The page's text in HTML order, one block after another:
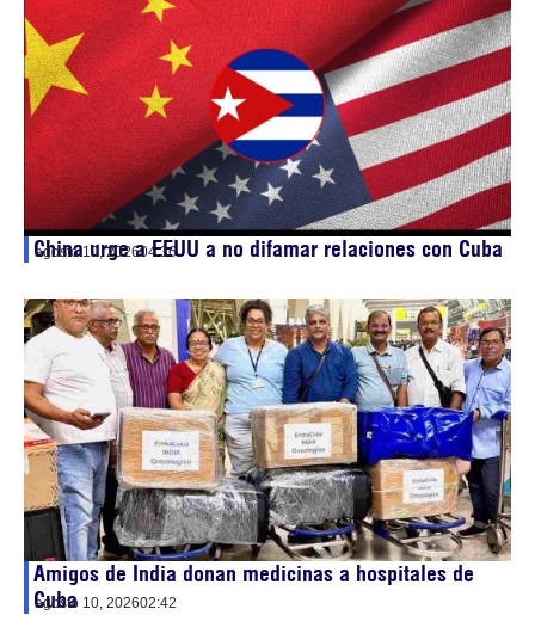
China urge a EEUU a no difamar relaciones con Cuba
agosto 10, 202604:36
Amigos de India donan medicinas a hospitales de
Cuba
agosto 10, 202602:42